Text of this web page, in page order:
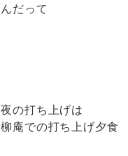
だって
の打ち上げは
庵での打ち上げ夕食